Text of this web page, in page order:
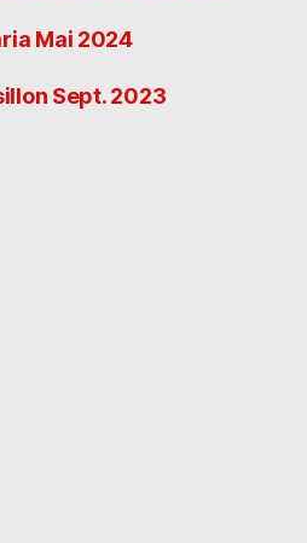
Mai 2024
Sept. 2023